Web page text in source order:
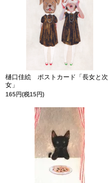
樋口佳絵 ポストカード「長女と次
女」
165円(税15円)